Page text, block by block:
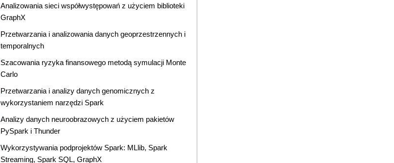
Analizowania sieci współwystępowań z użyciem biblioteki
GraphX
Przetwarzania i analizowania danych geoprzestrzennych i
temporalnych
Szacowania ryzyka finansowego metodą symulacji Monte
Carlo
Przetwarzania i analizy danych genomicznych z
wykorzystaniem narzędzi Spark
Analizy danych neuroobrazowych z użyciem pakietów
PySpark i Thunder
Wykorzystywania podprojektów Spark: MLlib, Spark
Streaming, Spark SQL, GraphX